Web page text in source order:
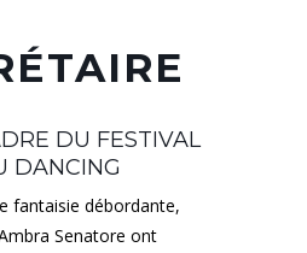
DU FESTIVAL
DANCING
fantaisie débordante,
Senatore ont